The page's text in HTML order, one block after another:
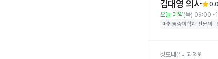
김대영 의사star0.0
오늘 예약(목)
마취통증의학과 전문의
성모내일내과의원